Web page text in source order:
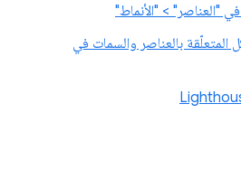
المتعلّقة بالعناصر والسمات في